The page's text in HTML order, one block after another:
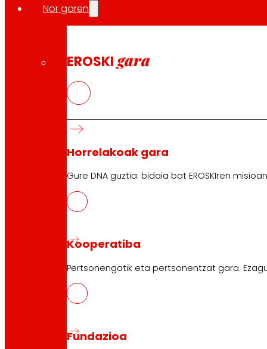
Nor garen
EROSKI gara
Horrelakoak gara
Gure DNA guztia: bidaia bat EROSKIren
Kooperatiba
Pertsonengatik eta pertsonentzat gara.
Fundazioa
2026/01/28
Eroski eta GARAIA